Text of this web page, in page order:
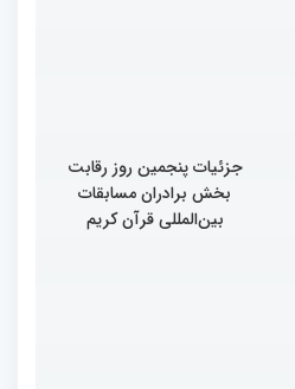
جزئیات پنجمین روز رقابت
بخش برادران مسابقات
بین‌المللی قرآن کریم